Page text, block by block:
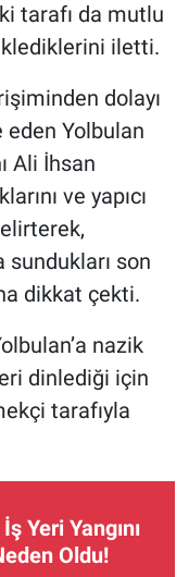
tarafı da mutlu
iletti.
dolayı
Yolbulan
Ali İhsan
ve yapıcı
son
dikkat çekti.
nazik
dinlediği için
tarafıyla
Yeri Yangını
Oldu!